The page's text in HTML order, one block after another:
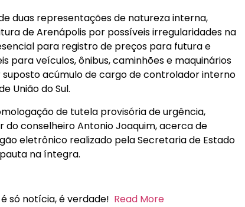
duas representações de natureza interna,
de Arenápolis por possíveis irregularidades na
para registro de preços para futura e
para veículos, ônibus, caminhões e maquinários
acúmulo de cargo de controlador interno
União do Sul.
de tutela provisória de urgência,
do conselheiro Antonio Joaquim, acerca de
eletrônico realizado pela Secretaria de Estado
na íntegra.
só notícia, é verdade! Read More